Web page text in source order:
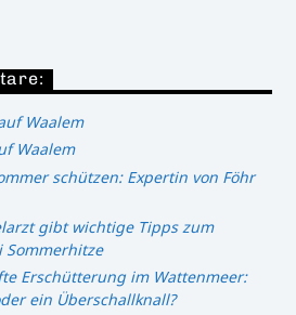
Waalem
Waalem
schützen: Expertin von Föhr
gibt wichtige Tipps zum
Erschütterung im Wattenmeer:
ein Überschallknall?